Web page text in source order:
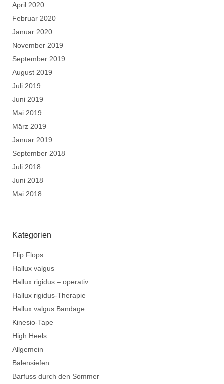
April 2020
Februar 2020
Januar 2020
November 2019
September 2019
August 2019
Juli 2019
Juni 2019
Mai 2019
März 2019
Januar 2019
September 2018
Juli 2018
Juni 2018
Mai 2018
Kategorien
Flip Flops
Hallux valgus
Hallux rigidus – operativ
Hallux rigidus-Therapie
Hallux valgus Bandage
Kinesio-Tape
High Heels
Allgemein
Balensiefen
Barfuss durch den Sommer